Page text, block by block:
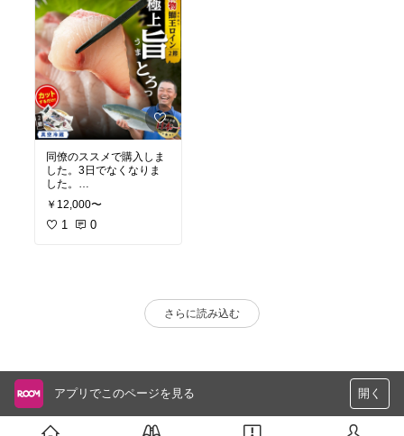
同僚のススメで購入しま
した。3日でなくなりま
した。
腹身はぶりしゃぶに、背
身は野菜と一緒に照り焼
き風炒めに、カマはもち
￥12,000〜
1 0
さらに読み込む
アプリでこのページを見る 開く